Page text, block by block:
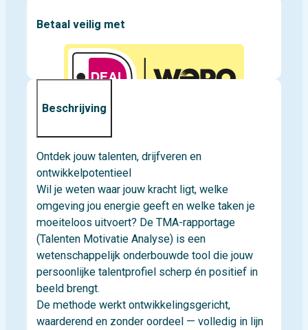
Betaal veilig met
Beschrijving
Ontdek jouw talenten, drijfveren en
ontwikkelpotentieel
Wil je weten waar jouw kracht ligt, welke
omgeving jou energie geeft en welke taken je
moeiteloos uitvoert? De TMA-rapportage
(Talenten Motivatie Analyse) is een
wetenschappelijk onderbouwde tool die jouw
persoonlijke talentprofiel scherp én positief in
beeld brengt.
De methode werkt ontwikkelingsgericht,
waarderend en zonder oordeel — volledig in lijn